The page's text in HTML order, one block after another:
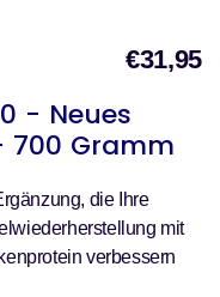
- Neues
700 Gramm
€31,95
die Ihre
mit
verbessern